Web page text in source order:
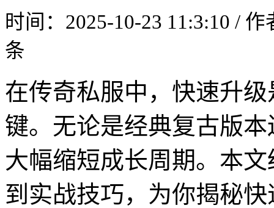
时间：2025-10-23 11:3:10 /
条
在传奇私服中，快速升
键。无论是经典复古版
大幅缩短成长周期。本
到实战技巧，为你揭秘